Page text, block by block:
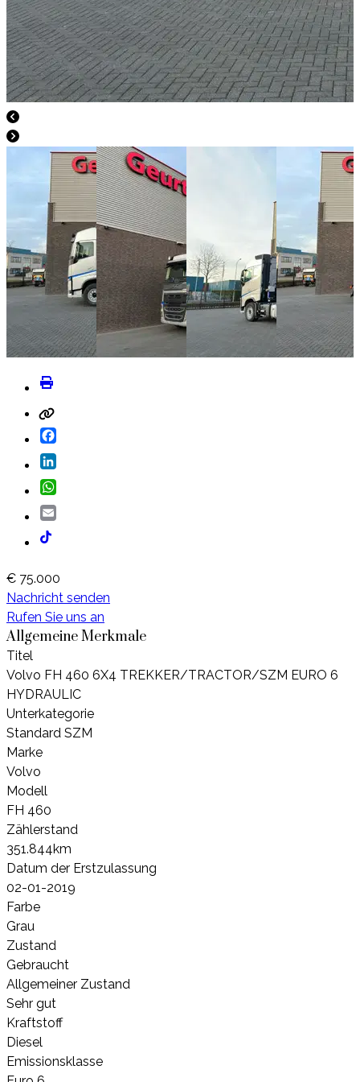
€ 75.000
Nachricht senden
Rufen Sie uns an
Allgemeine Merkmale
Titel
Volvo FH 460 6X4 TREKKER/TRACTOR/SZM EURO 6
HYDRAULIC
Unterkategorie
Standard SZM
Marke
Volvo
Modell
FH 460
Zählerstand
351.844km
Datum der Erstzulassung
02-01-2019
Farbe
Grau
Zustand
Gebraucht
Allgemeiner Zustand
Sehr gut
Kraftstoff
Diesel
Emissionsklasse